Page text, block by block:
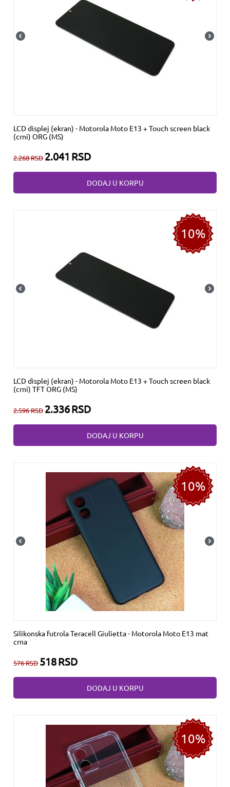
LCD displej (ekran) - Motorola Moto E13 + Touch screen black
(crni) ORG (MS)
2.268RSD 2.041 RSD
DODAJ U KORPU
10%
LCD displej (ekran) - Motorola Moto E13 + Touch screen black
(crni) TFT ORG (MS)
2.596RSD 2.336RSD
DODAJ U KORPU
10%
Silikonska futrola Teracell Giulietta - Motorola Moto E13 mat
crna
576RSD 518RSD
DODAJ U KORPU
10%